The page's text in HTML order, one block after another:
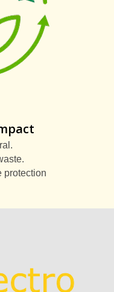
protection